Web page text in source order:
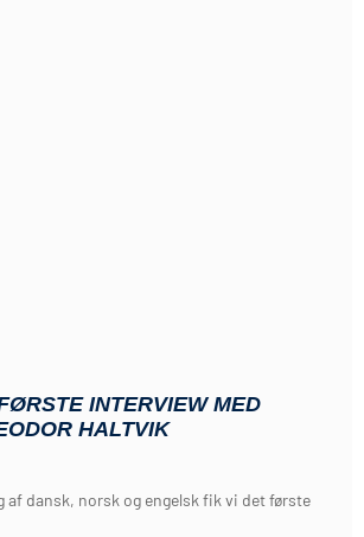
INTERVIEW MED
HALTVIK
af dansk, norsk og engelsk fik vi det første